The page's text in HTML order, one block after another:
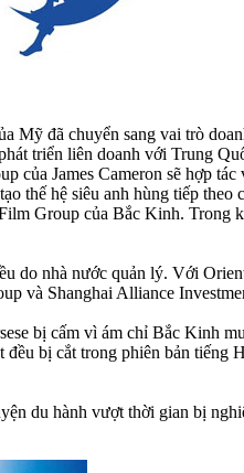
đã chuyển sang vai trò
triển liên doanh với Trung
của James Cameron sẽ hợp
thế hệ siêu anh hùng tiếp
Group của Bắc Kinh. Trong
do nhà nước quản lý. Với
và Shanghai Alliance
bị cấm vì ám chỉ Bắc Kinh
bị cắt trong phiên bản tiếng
du hành vượt thời gian bị